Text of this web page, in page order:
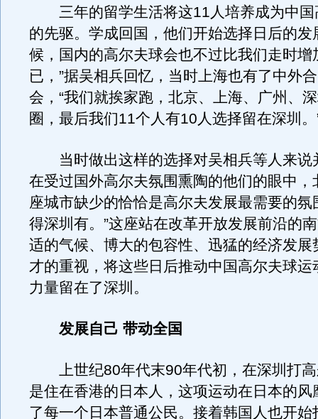
三年的留学生活将这11人培养成为中国
的先驱。学成回国，他们开始选择日后的发
候，国内的高尔夫球会也不过比我们走时增
已，”据吴相兵回忆，当时上海也有了中外
会，“我们就挨家跑，北京、上海、广州、
圈，最后我们11个人有10人选择留在深圳。
当时做出这样的选择对吴相兵等人来说
在受过国外高尔夫氛围熏陶的他们的眼中，
座城市缺少的恰恰是高尔夫发展最需要的氛
得深圳有。”这座站在改革开放发展前沿的
适的气候、博大的包容性、迅猛的经济发展
才的重视，将这些日后推动中国高尔夫球运
力量留在了深圳。
发展自己 带动全国
上世纪80年代末90年代初，在深圳打高
是住在香港的日本人，这项运动在日本的风
了每一个日本普通公民。接着韩国人也开始